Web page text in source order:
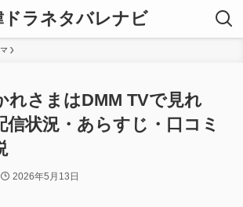
ドラネタバレナビ
れさまはDMM TVで見れ
信状況・あらすじ・口コミ
2026年5月13日